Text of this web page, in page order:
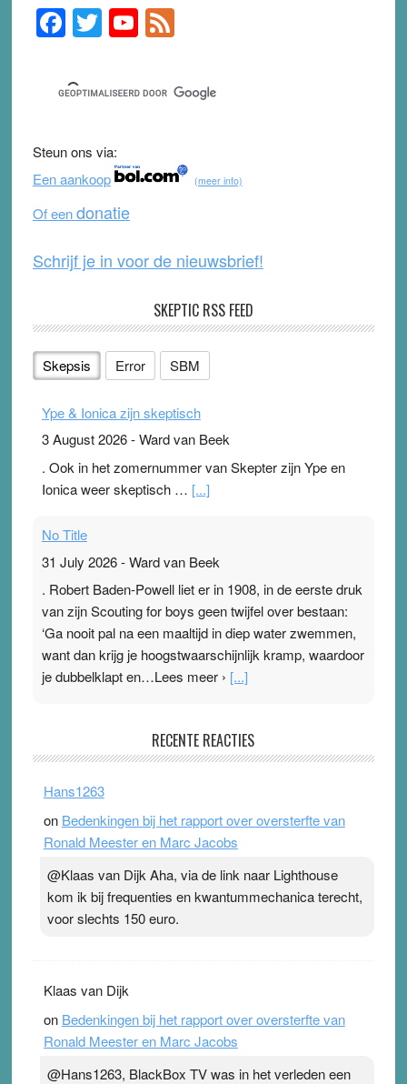
Primary
Sidebar
F
a
c
e
b
o
o
k
T
wi
tt
er
Y
o
u
T
b
e
F
e
d
Steun ons via:
Een aankoop
(meer info)
Of eendonatie
Schrijf je in voor de nieuwsbrief!
SKEPTIC RSS FEED
Skepsis Error SBM
Ype & Ionica zijn skeptisch
3 August 2026-Ward van Beek
. Ook in het zomernummer van Skepter zijn Ype en
Ionica weer skeptisch … [...]
No Title
31 July 2026-Ward van Beek
. Robert Baden-Powell liet er in 1908, in de eerste druk
van zijn Scouting for boys geen twijfel over bestaan:
‘Ga nooit pal na een maaltijd in diep water zwemmen,
want dan krijg je hoogstwaarschijnlijk kramp, waardoor
je dubbelklapt en…Lees meer › [...]
Ward van Beek
topsporters. Ze hopen ermee hun hartslag te verlagen
terwijl ze meer zuurstof opnemen. Daarop heeft zo’n
pleister geen effect. Maar het gevoel ‘makkelijker te
Pleisterplakkers in de topspsort ›[...]
RECENTE REACTIES
Hans1263
on Bedenkingen bij het rapport over oversterfte van
Ronald Meester en Marc Jacobs
@Klaas van Dijk Aha, via de link naar Lighthouse
kom ik bij frequenties en kwantummechanica terecht,
voor slechts 150 euro.
Klaas van Dijk
on Bedenkingen bij het rapport over oversterfte van
Ronald Meester en Marc Jacobs
@Hans1263, BlackBox TV was in het verleden een